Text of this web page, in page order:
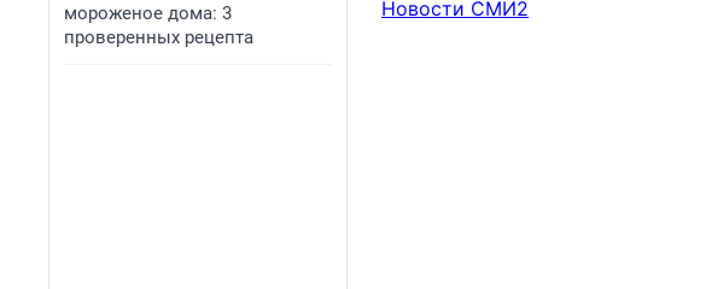
мороженое дома: 3
проверенных рецепта
Новости СМИ2